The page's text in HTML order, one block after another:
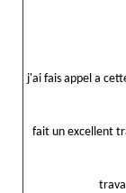
j'ai fais appel a
fait un excellent